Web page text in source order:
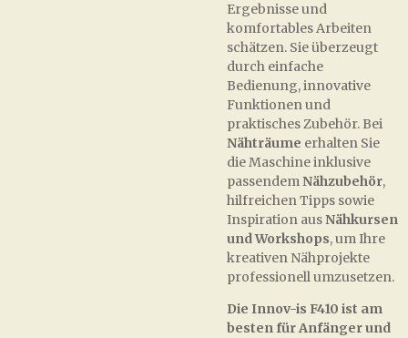
Ergebnisse und
komfortables Arbeiten
schätzen. Sie überzeugt
durch einfache
Bedienung, innovative
Funktionen und
praktisches Zubehör. Bei
Nähträume erhalten Sie
die Maschine inklusive
passendemNähzubehör,
hilfreichen Tipps sowie
Inspiration ausNähkursen
und Workshops, um Ihre
kreativen Nähprojekte
professionell umzusetzen.
Die Innov-is F410 ist am
besten für Anfänger und